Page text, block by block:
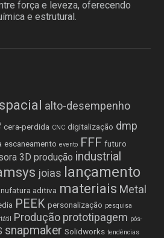
força e leveza, oferecendo
e estrutural.
alto-desempenho
cera-perdida CNC digitalização dmp
escaneamento evento FFF futuro
3D produção industrial
joias lançamento
aditiva materiais Metal
PEEK personalização pesquisa
Produção prototipagem pós-
snapmaker Solidworks tendências